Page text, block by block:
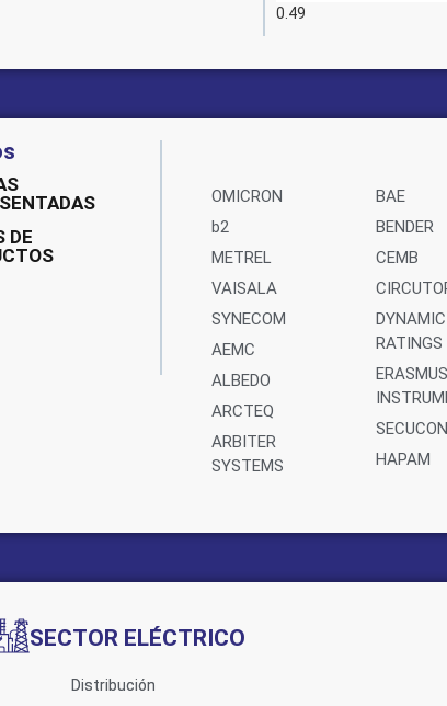
DE
OMICRON
b2
METREL
VAISALA
SYNECOM
AEMC
ALBEDO
ARCTEQ
ARBITER
SYSTEMS
BAE
BENDER
CEMB
DYNAMIC
RATINGS
ERASMUS
HAPAM
SECTOR ELÉCTRICO
Distribución